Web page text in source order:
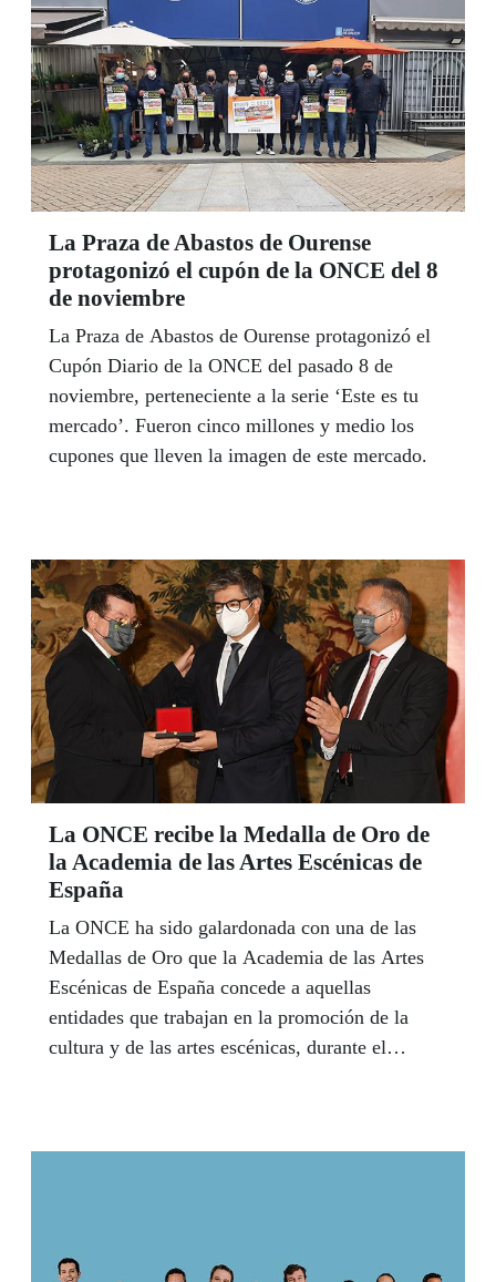
La Praza de Abastos de Ourense
protagonizó el cupón de la ONCE del 8
de noviembre
La Praza de Abastos de Ourense protagonizó el
Cupón Diario de la ONCE del pasado 8 de
noviembre, perteneciente a la serie ‘Este es tu
mercado’. Fueron cinco millones y medio los
cupones que lleven la imagen de este mercado.
La ONCE recibe la Medalla de Oro de
la Academia de las Artes Escénicas de
España
La ONCE ha sido galardonada con una de las
Medallas de Oro que la Academia de las Artes
Escénicas de España concede a aquellas
entidades que trabajan en la promoción de la
cultura y de las artes escénicas, durante el